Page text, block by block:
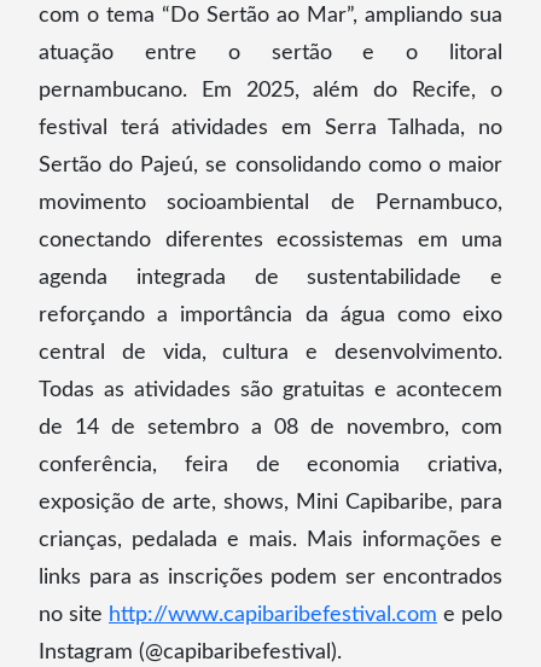
com o tema “Do Sertão ao Mar”, ampliando sua
atuação entre o sertão e o litoral
pernambucano. Em 2025, além do Recife, o
festival terá atividades em Serra Talhada, no
Sertão do Pajeú, se consolidando como o maior
movimento socioambiental de Pernambuco,
conectando diferentes ecossistemas em uma
agenda integrada de sustentabilidade e
reforçando a importância da água como eixo
central de vida, cultura e desenvolvimento.
Todas as atividades são gratuitas e acontecem
de 14 de setembro a 08 de novembro, com
conferência, feira de economia criativa,
exposição de arte, shows, Mini Capibaribe, para
crianças, pedalada e mais. Mais informações e
links para as inscrições podem ser encontrados
no site http://www.capibaribefestival.com e pelo
Instagram (@capibaribefestival).